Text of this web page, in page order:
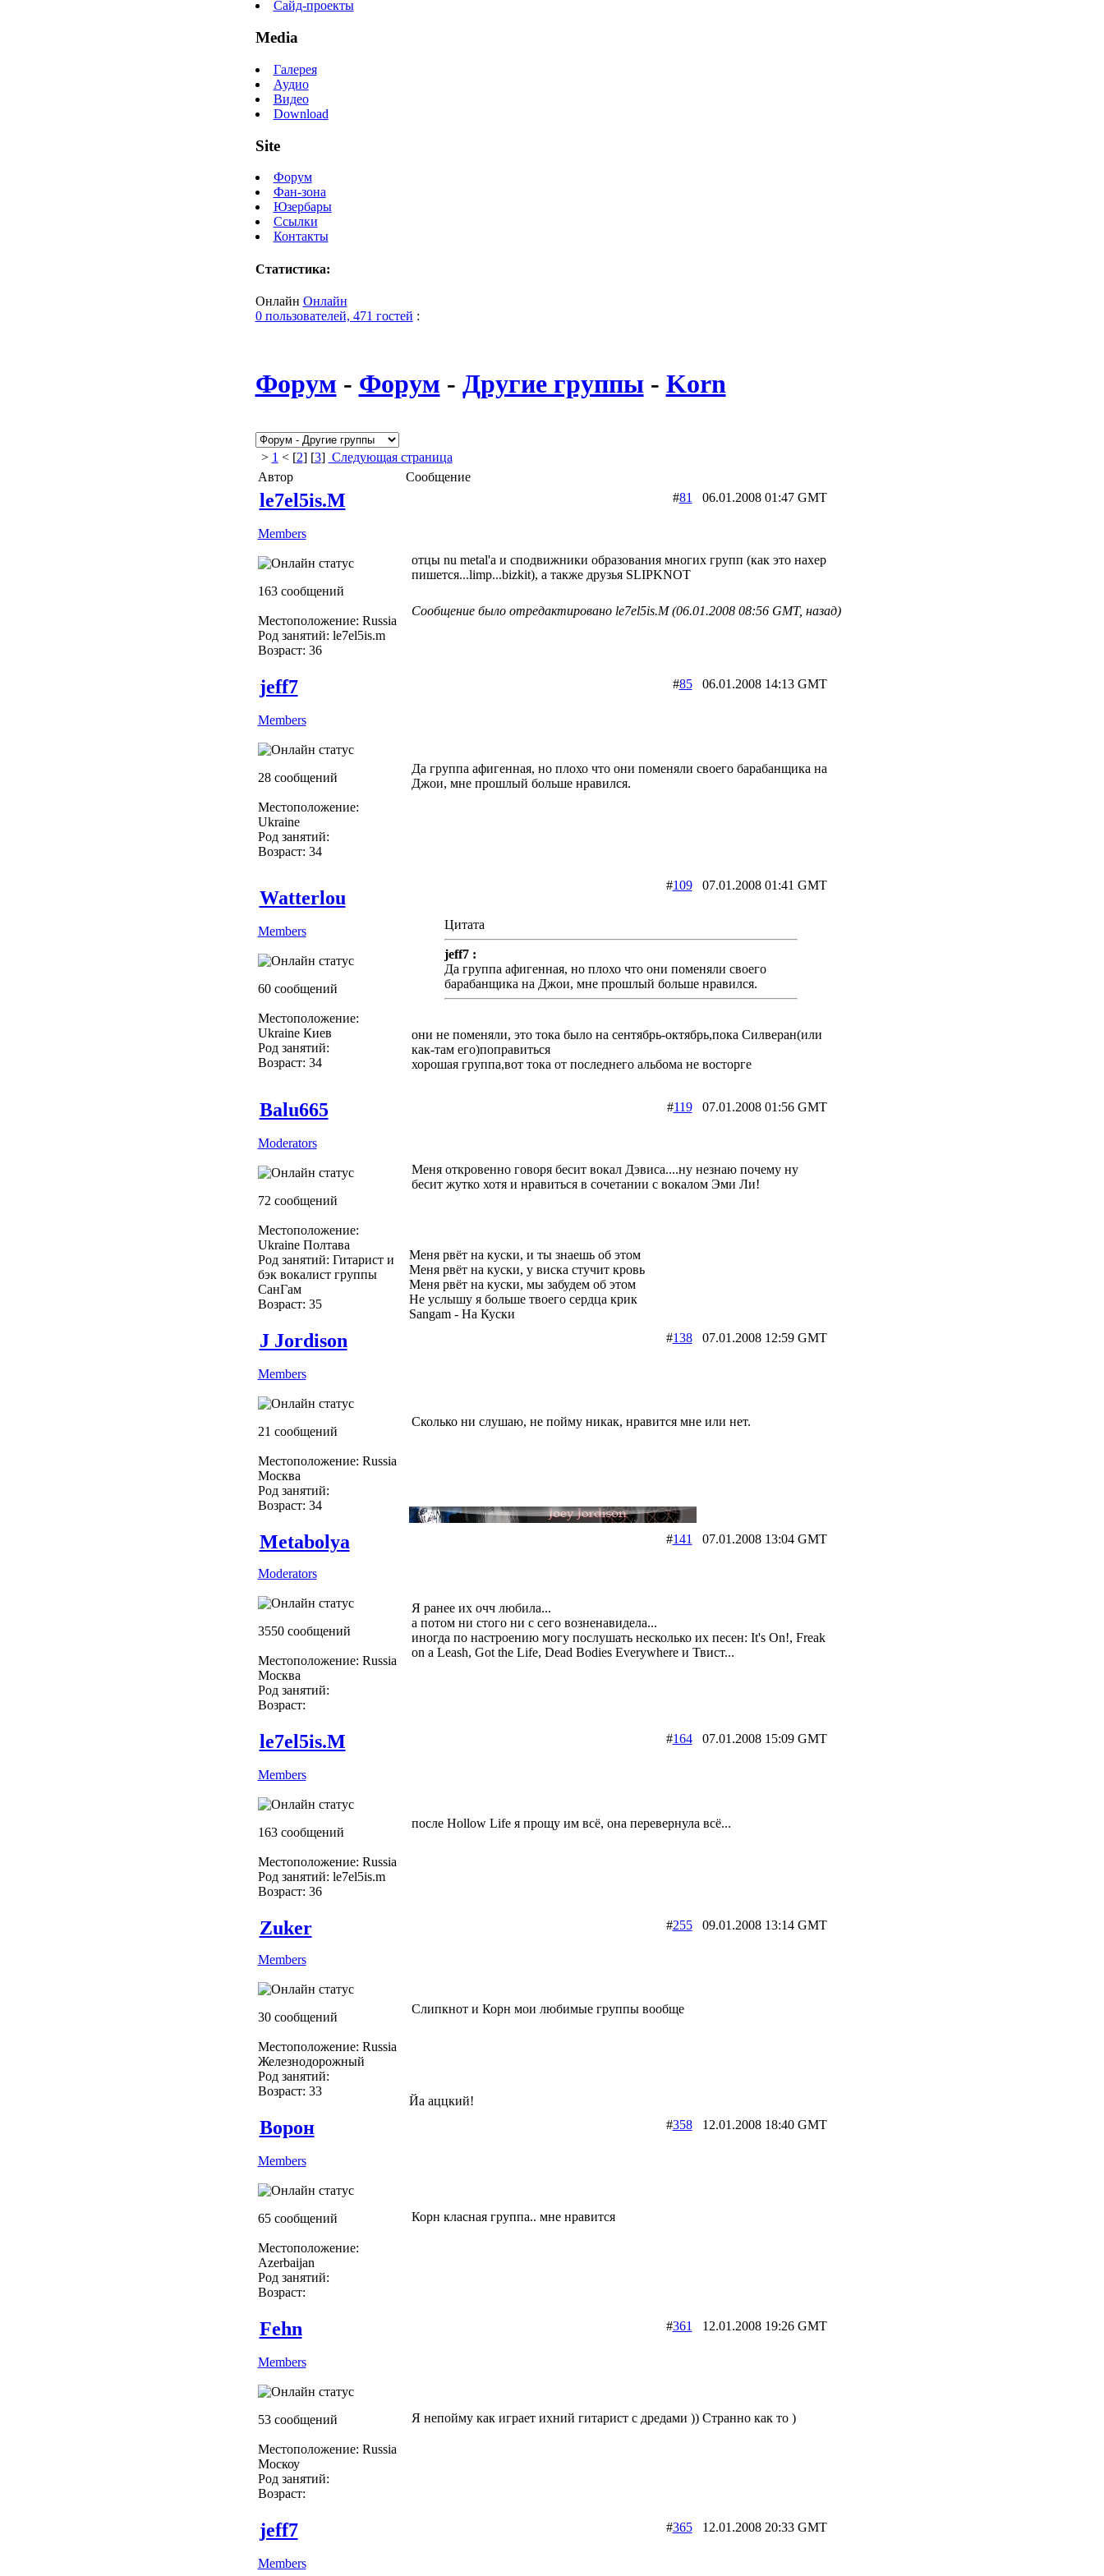
Сайд-проекты
Media
Галерея
Аудио
Видео
Download
Site
Форум
Фан-зона
Юзербары
Ссылки
Контакты
Статистика:
Онлайн Онлайн
0 пользователей, 471 гостей :
Форум - Форум - Другие группы- Korn
> 1 < [2] [3] Следующая страница
Автор
Сообщение
le7el5is.M
Members
163 сообщений
Местоположение: Russia
Род занятий: le7el5is.m
Возраст: 36
#81 06.01.2008 01:47 GMT
отцы nu metal'а и сподвижники образования многих групп (как это нахер
пишется...limp...bizkit), а также друзья SLIPKNOT
Сообщение было отредактировано le7el5is.M (06.01.2008 08:56 GMT, назад)
jeff7
Members
28 сообщений
Местоположение:
Ukraine
Род занятий:
Возраст: 34
#8506.01.2008 14:13 GMT
Да группа афигенная, но плохо что они поменяли своего барабанщика на
Джои, мне прошлый больше нравился.
Watterlou
Members
60 сообщений
Местоположение:
Ukraine Киев
Род занятий:
Возраст: 34
#10907.01.2008 01:41 GMT
Цитата
jeff7 :
Да группа афигенная, но плохо что они поменяли своего
барабанщика на Джои, мне прошлый больше нравился.
они не поменяли, это тока было на сентябрь-октябрь,пока Силверан(или
как-там его)поправиться
хорошая группа,вот тока от последнего альбома не восторге
Balu665
Moderators
72 сообщений
Местоположение:
Ukraine Полтава
Род занятий: Гитарист и
бэк вокалист группы
СанГам
Возраст: 35
#11907.01.2008 01:56 GMT
Меня откровенно говоря бесит вокал Дэвиса....ну незнаю почему ну
бесит жутко хотя и нравиться в сочетании с вокалом Эми Ли!
Меня рвёт на куски, и ты знаешь об этом
Меня рвёт на куски, у виска стучит кровь
Меня рвёт на куски, мы забудем об этом
Не услышу я больше твоего сердца крик
Sangam - На Куски
J Jordison
Members
21 сообщений
Местоположение: Russia
Москва
Род занятий:
Возраст: 34
#13807.01.2008 12:59 GMT
Сколько ни слушаю, не пойму никак, нравится мне или нет.
Metabolya
Moderators
3550 сообщений
Местоположение: Russia
Москва
Род занятий:
Возраст:
#141 07.01.2008 13:04 GMT
Я ранее их очч любила...
а потом ни стого ни с сего возненавидела...
иногда по настроению могу послушать несколько их песен: It's On!, Freak
on a Leash, Got the Life, Dead Bodies Everywhere и Твист...
le7el5is.M
Members
163 сообщений
Местоположение: Russia
Род занятий: le7el5is.m
Возраст: 36
#16407.01.2008 15:09 GMT
после Hollow Life я прощу им всё, она перевернула всё...
Zuker
Members
30 сообщений
Местоположение: Russia
Железнодорожный
Род занятий:
Возраст: 33
#25509.01.2008 13:14 GMT
Слипкнот и Корн мои любимые группы вообще
Йа аццкий!
Ворон
Members
65 сообщений
Местоположение:
Azerbaijan
Род занятий:
Возраст:
#35812.01.2008 18:40 GMT
Корн класная группа.. мне нравится
Fehn
Members
53 сообщений
Местоположение: Russia
Москоу
Род занятий:
Возраст:
#361 12.01.2008 19:26 GMT
Я непойму как играет ихний гитарист с дредами )) Странно как то )
jeff7
Members
#36512.01.2008 20:33 GMT